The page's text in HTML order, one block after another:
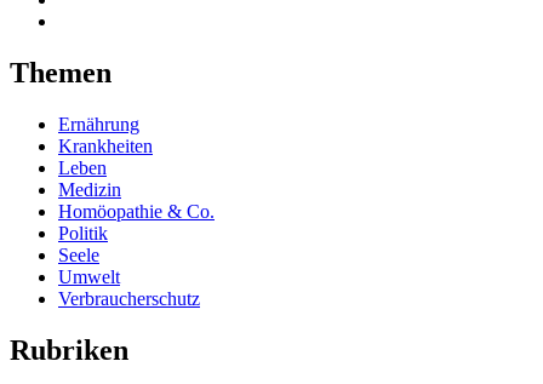
Themen
Ernährung
Krankheiten
Leben
Medizin
Homöopathie & Co.
Politik
Seele
Umwelt
Verbraucherschutz
Rubriken